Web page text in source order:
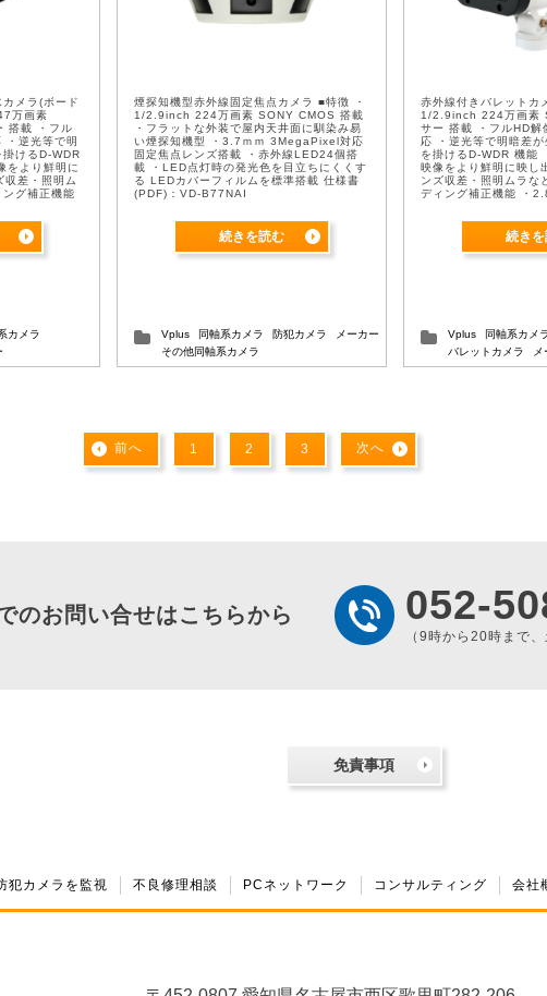
メラ(ボード
万画素
搭載 ・フル
逆光等で明
けるD-WDR
をより鮮明に
収差・照明ム
グ補正機能
カメラ
煙探知機型赤外線固定焦点カメラ ■特徴 ・
1/2.9inch 224万画素 SONY CMOS 搭載
・フラットな外装で屋内天井⾯に馴染み易
い煙探知機型 ・3.7ｍｍ 3MegaPixel対応
固定焦点レンズ搭載 ・⾚外線LED24個搭
載 ・LED点灯時の発光⾊を⽬⽴ちにくくす
る LEDカバーフィルムを標準搭載 仕様書
(PDF)：VD-B77NAI
続きを読む
Vplus 同軸系カメラ 防犯カメラ
メーカー
その他同軸系カメラ
赤外線付きバレットカ
1/2.9inch 224万画素
サー 搭載 ・フルHD
応 ・逆光等で明暗差
を掛けるD-WDR 機能
映像をより鮮明に映し
ンズ収差・照明ムラな
ディング補正機能 ・
続き
Vplus 同軸系カメ
バレットカメラ
前へ 1 2 3 次へ
のお問い合せはこちらから 052-
（9時から20時まで、
免責事項
犯カメラを監視 不良修理相談 PCネットワーク コンサルティング 会社